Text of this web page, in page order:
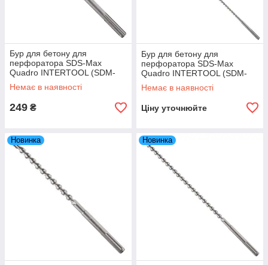
Бур для бетону для
перфоратора SDS-Max
Quadro INTERTOOL (SDM-
1640) 16×400 мм
Немає в наявності
249 ₴
Бур для бетону для
перфоратора SDS-Max
Quadro INTERTOOL (SDM-
16100) 16×1000 мм
Немає в наявності
Ціну уточнюйте
Новинка Новинка